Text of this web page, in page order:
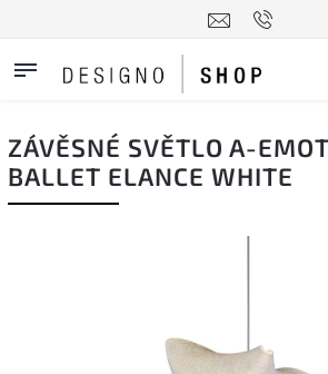
ZÁVĚSNÉ SVĚTLO A-
BALLET ELANCE WHITE